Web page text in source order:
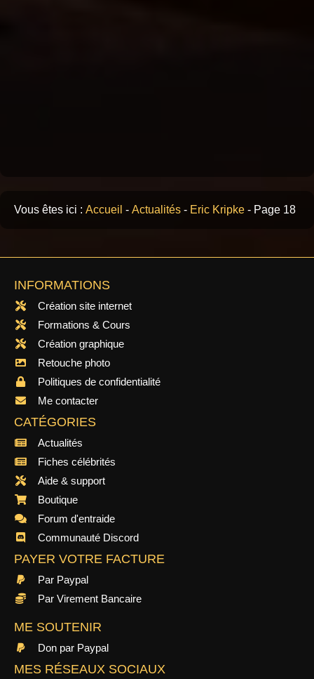
Vous êtes ici : Accueil - Actualités - Eric Kripke - Page 18
INFORMATIONS
Création site internet
Formations & Cours
Création graphique
Retouche photo
Politiques de confidentialité
Me contacter
CATÉGORIES
Actualités
Fiches célébrités
Aide & support
Boutique
Forum d'entraide
Communauté Discord
PAYER VOTRE FACTURE
Par Paypal
Par Virement Bancaire
ME SOUTENIR
Don par Paypal
MES RÉSEAUX SOCIAUX